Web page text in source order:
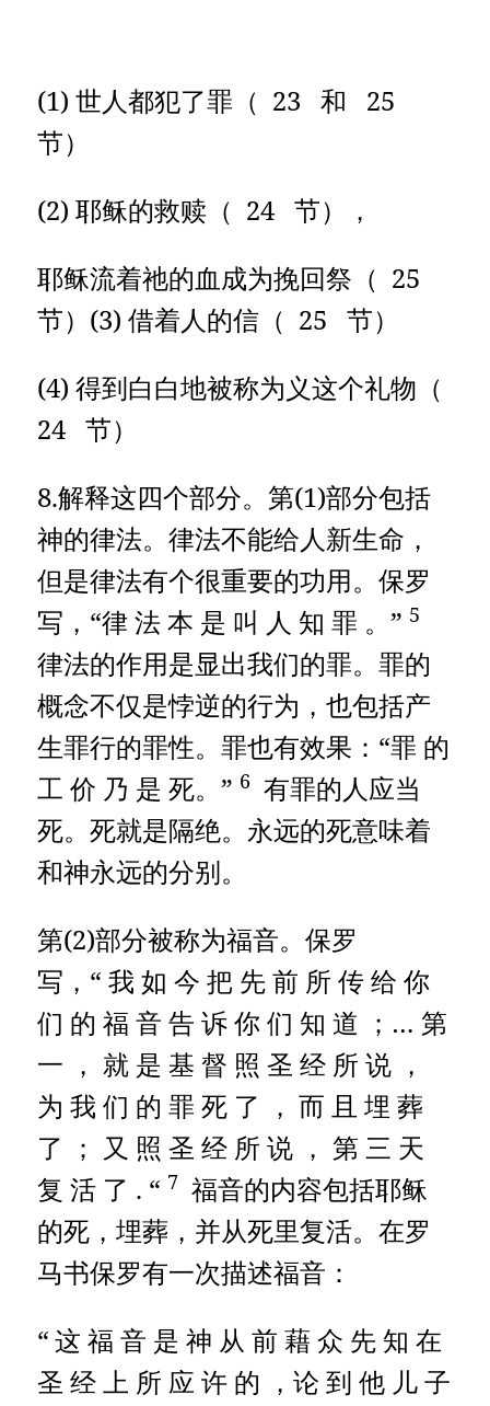
(1) 世人都犯了罪（ 23 和 25
节）
(2) 耶稣的救赎（ 24 节），
耶稣流着祂的血成为挽回祭（ 25
节）(3) 借着人的信（ 25 节）
(4) 得到白白地被称为义这个礼物（
24 节）
8.解释这四个部分。第(1)部分包括
神的律法。律法不能给人新生命，
但是律法有个很重要的功用。保罗
写，“律 法 本 是 叫 人 知 罪 。” 5
律法的作用是显出我们的罪。罪的
概念不仅是悖逆的行为，也包括产
生罪行的罪性。罪也有效果：“罪 的
工 价 乃 是 死。” 6 有罪的人应当
死。死就是隔绝。永远的死意味着
和神永远的分别。
第(2)部分被称为福音。保罗
写，“ 我 如 今 把 先 前 所 传 给 你
们 的 福 音 告 诉 你 们 知 道 ；… 第
一 ， 就 是 基 督 照 圣 经 所 说 ，
为 我 们 的 罪 死 了 ， 而 且 埋 葬
了 ； 又 照 圣 经 所 说 ， 第 三 天
复 活 了 . “ 7 福音的内容包括耶稣
的死，埋葬，并从死里复活。在罗
马书保罗有一次描述福音：
“这 福 音 是 神 从 前 藉 众 先 知 在
圣 经 上 所 应 许 的 ，论 到 他 儿 子